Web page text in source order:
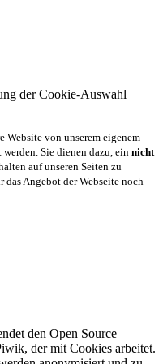
der Cookie-Auswahl
Website von unserem eigenem
Sie dienen dazu, ein nicht
auf unseren Seiten zu
das Angebot der Webseite noch
den Open Source
der mit Cookies arbeitet.